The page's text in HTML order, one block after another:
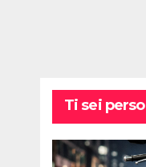
Ti sei perso